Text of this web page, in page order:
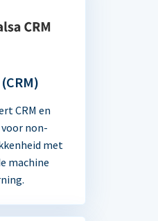
CRM en
non-
met
machine